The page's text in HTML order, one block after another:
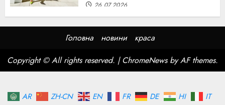
26.07.2026
Головна новини
краса
Copyright © All rights reserved. |ChromeNewsby AF themes.
AR ZH-CN EN FR DE HI
IT